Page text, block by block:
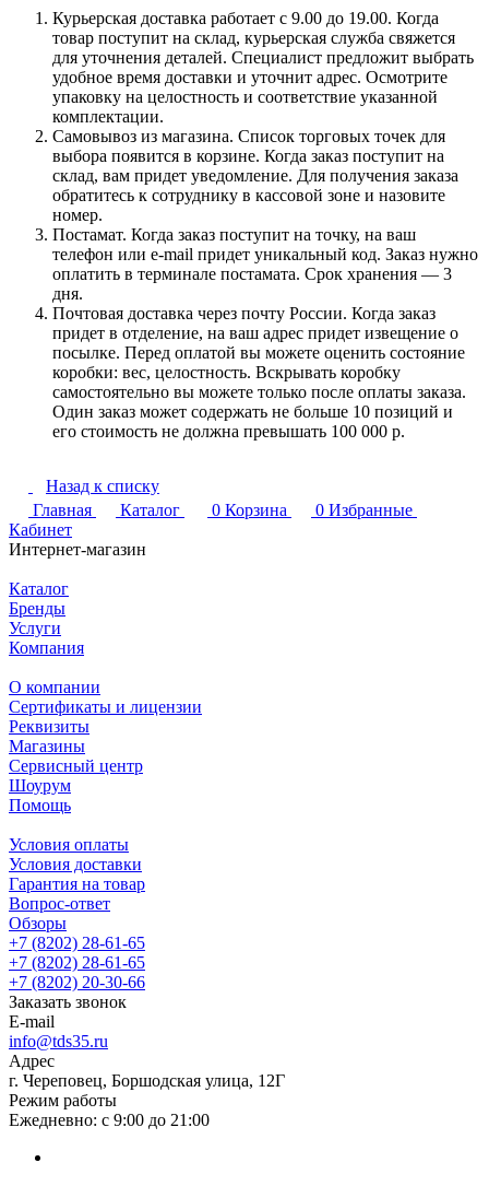
Курьерская доставка работает с 9.00 до 19.00. Когда
товар поступит на склад, курьерская служба свяжется
для уточнения деталей. Специалист предложит выбрать
удобное время доставки и уточнит адрес. Осмотрите
упаковку на целостность и соответствие указанной
комплектации.
Самовывоз из магазина. Список торговых точек для
выбора появится в корзине. Когда заказ поступит на
склад, вам придет уведомление. Для получения заказа
обратитесь к сотруднику в кассовой зоне и назовите
номер.
Постамат. Когда заказ поступит на точку, на ваш
телефон или e-mail придет уникальный код. Заказ нужно
оплатить в терминале постамата. Срок хранения — 3
дня.
Почтовая доставка через почту России. Когда заказ
придет в отделение, на ваш адрес придет извещение о
посылке. Перед оплатой вы можете оценить состояние
коробки: вес, целостность. Вскрывать коробку
самостоятельно вы можете только после оплаты заказа.
Один заказ может содержать не больше 10 позиций и
его стоимость не должна превышать 100 000 р.
Назад к списку
Главная
Каталог 0 Корзина 0 Избранные
Кабинет
Интернет-магазин
Каталог
Бренды
Услуги
Компания
О компании
Сертификаты и лицензии
Реквизиты
Магазины
Сервисный центр
Шоурум
Помощь
Условия оплаты
Условия доставки
Гарантия на товар
Вопрос-ответ
Обзоры
+7 (8202) 28‑61-65
+7 (8202) 28‑61-65
+7 (8202) 20‑30-66
Заказать звонок
E-mail
info@tds35.ru
Адрес
г. Череповец, Боршодская улица, 12Г
Режим работы
Ежедневно: с 9:00 до 21:00